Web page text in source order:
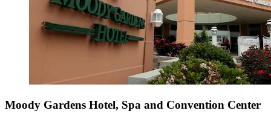
Moody Gardens Hotel, Spa and Convention Center